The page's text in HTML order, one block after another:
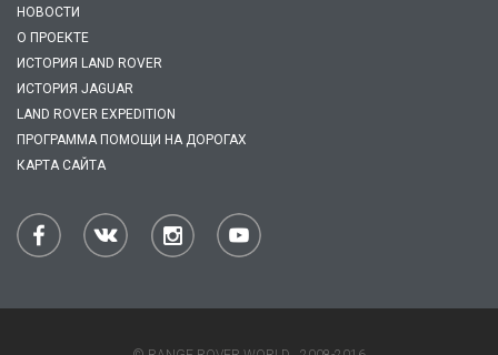
НОВОСТИ
О ПРОЕКТЕ
ИСТОРИЯ LAND ROVER
ИСТОРИЯ JAGUAR
LAND ROVER EXPEDITION
ПРОГРАММА ПОМОЩИ НА ДОРОГАХ
КАРТА САЙТА